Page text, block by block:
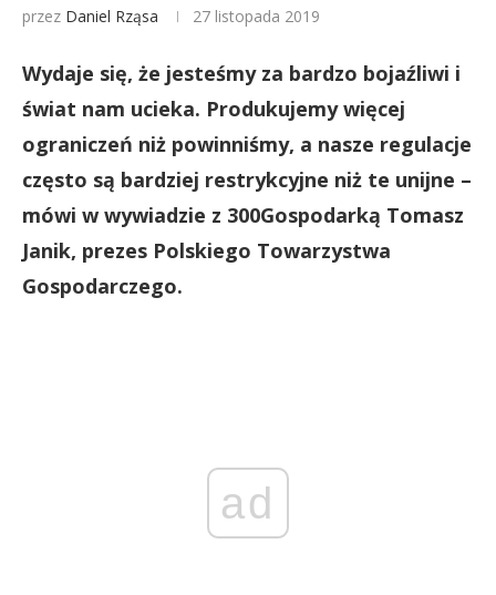
przez Daniel Rząsa 27 listopada 2019
Wydaje się, że jesteśmy za bardzo bojaźliwi i
świat nam ucieka. Produkujemy więcej
ograniczeń niż powinniśmy, a nasze regulacje
często są bardziej restrykcyjne niż te unijne –
mówi w wywiadzie z 300Gospodarką Tomasz
Janik, prezes Polskiego Towarzystwa
Gospodarczego.
ad